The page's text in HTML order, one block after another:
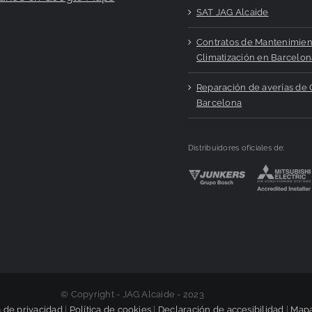
SAT JAG Alcaide
Contratos de
Climatización en
Reparación de averías de
Barcelona
Distribuidores oficiales de:
© Copyright - JAG Alcaide - 2023
de privacidad Política de cookies Declaración de accesibilidad